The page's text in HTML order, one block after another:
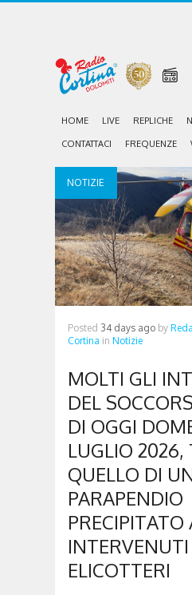
HOME LIVE REPLICHE
CONTATTACI FREQUENZE
NOTIZIE
Posted 34 days ago by
Cortina in Notizie
MOLTI GLI
DEL
DI OGGI
LUGLIO 2026,
QUELLO DI
PARAPENDIO
PRECIPITATO
ELICOTTERI